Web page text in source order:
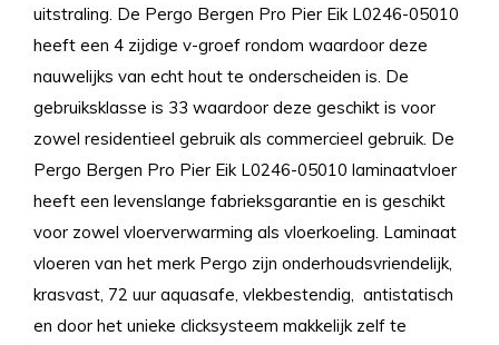
uitstraling. De Pergo Bergen Pro Pier Eik L0246-05010
heeft een 4 zijdige v-groef rondom waardoor deze
nauwelijks van echt hout te onderscheiden is. De
gebruiksklasse is 33 waardoor deze geschikt is voor
zowel residentieel gebruik als commercieel gebruik. De
Pergo Bergen Pro Pier Eik L0246-05010 laminaatvloer
heeft een levenslange fabrieksgarantie en is geschikt
voor zowel vloerverwarming als vloerkoeling. Laminaat
vloeren van het merk Pergo zijn onderhoudsvriendelijk,
krasvast, 72 uur aquasafe, vlekbestendig, antistatisch
en door het unieke clicksysteem makkelijk zelf te